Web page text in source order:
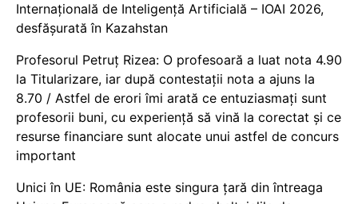
Internațională de Inteligență Artificială – IOAI 2026,
desfășurată în Kazahstan
Profesorul Petruț Rizea: O profesoară a luat nota 4.90
la Titularizare, iar după contestații nota a ajuns la
8.70 / Astfel de erori îmi arată ce entuziasmați sunt
profesorii buni, cu experiență să vină la corectat și ce
resurse financiare sunt alocate unui astfel de concurs
important
Unici în UE: România este singura țară din întreaga